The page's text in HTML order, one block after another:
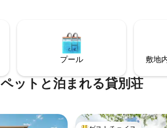
ついてはお話ししましたか？
プール 敷地
ペットと泊まれる貸別荘